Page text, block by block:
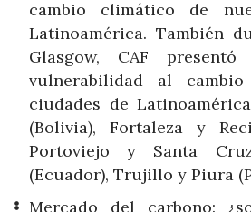
cambio climático de
Latinoamérica. También
Glasgow, CAF
vulnerabilidad al
ciudades de
(Bolivia), Fortaleza y
Portoviejo y Santa
(Ecuador), Trujillo y Piura
Mercado del carbono: